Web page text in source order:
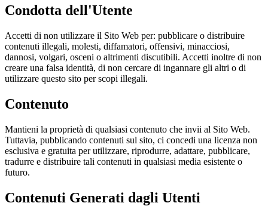
Condotta dell'Utente
Accetti di non utilizzare il Sito Web per: pubblicare o distribuire
contenuti illegali, molesti, diffamatori, offensivi, minacciosi,
dannosi, volgari, osceni o altrimenti discutibili. Accetti inoltre di non
creare una falsa identità, di non cercare di ingannare gli altri o di
utilizzare questo sito per scopi illegali.
Contenuto
Mantieni la proprietà di qualsiasi contenuto che invii al Sito Web.
Tuttavia, pubblicando contenuti sul sito, ci concedi una licenza non
esclusiva e gratuita per utilizzare, riprodurre, adattare, pubblicare,
tradurre e distribuire tali contenuti in qualsiasi media esistente o
futuro.
Contenuti Generati dagli Utenti